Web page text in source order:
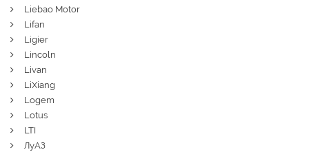
Liebao Motor
Lifan
Ligier
Lincoln
Livan
LiXiang
Logem
Lotus
LTI
ЛуАЗ